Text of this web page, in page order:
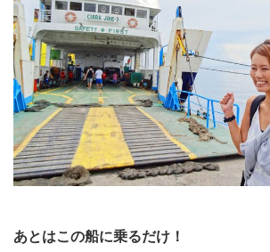
あとはこの船に乗るだけ！